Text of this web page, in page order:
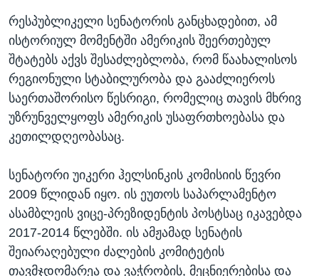
რესპუბლიკელი სენატორის განცხადებით, ამ
ისტორიულ მომენტში ამერიკის შეერთებულ
შტატებს აქვს შესაძლებლობა, რომ წაახალისოს
რეგიონული სტაბილურობა და გააძლიეროს
საერთაშორისო წესრიგი, რომელიც თავის მხრივ
უზრუნველყოფს ამერიკის უსაფრთხოებასა და
კეთილდღეობასაც.
სენატორი უიკერი ჰელსინკის კომისიის წევრი
2009 წლიდან იყო. ის ეუთოს საპარლამენტო
ასამბლეის ვიცე-პრეზიდენტის პოსტსაც იკავებდა
2017-2014 წლებში. ის ამჟამად სენატის
შეიარაღებული ძალების კომიტეტის
თავმჯდომარეა და ვაჭრობის, მეცნიერებისა და